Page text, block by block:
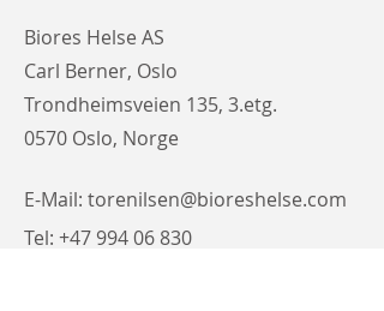
Biores Helse AS
Carl Berner, Oslo
Trondheimsveien 135, 3.etg.
0570 Oslo, Norge
E-Mail: torenilsen@bioreshelse.com
Tel: +47 994 06 830